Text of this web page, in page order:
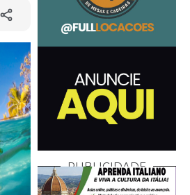
PUBLICIDADE